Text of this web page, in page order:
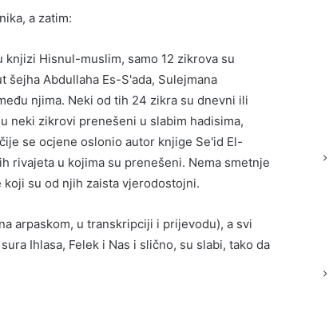
a zatim:
Hisnul-muslim, samo 12 zikrova su
Abdullaha Es-S'ada, Sulejmana
njima. Neki od tih 24 zikra su dnevni ili
neki zikrovi prenešeni u slabim hadisima,
se ocjene oslonio autor knjige Se'id El-
rivajeta u kojima su prenešeni. Nema smetnje
su od njih zaista vjerodostojni.
arpaskom, u transkripciji i prijevodu), a svi
Ihlasa, Felek i Nas i slično, su slabi, tako da